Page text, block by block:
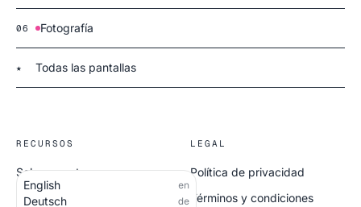
06 Fotografía
★ Todas las pantallas
RECURSOS
Sobre nosotros
Todas las pantallas
LEGAL
Política de privacidad
Términos y condiciones
English en
Deutsch de